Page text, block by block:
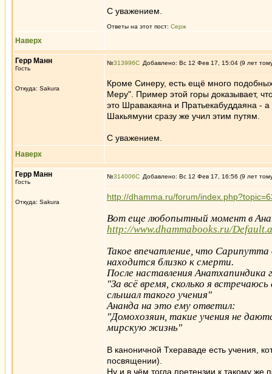
С уважением.
Ответы на этот пост: Серж
Наверх
Герр Манн
Гость
Откуда: Sakura
№313996 Добавлено: Вс 12 Фев 17, 15:04 (9 лет
Кроме Синеру, есть ещё много
Меру". Пример этой горы доказывает,
это Шравакаяна и Пратьекабуддаяна -
Шакьямуни сразу же учил этим путям.
С уважением.
Наверх
Герр Манн
Гость
Откуда: Sakura
№314006 Добавлено: Вс 12 Фев 17, 16:56 (9 лет
http://dhamma.ru/forum/
Вот еще любопытный момент в
http://www.dhammabooks.ru/
Такое впечатление, что
находится близко к смерти.
После наставления Анатхапиндика
"За всё время, сколько я
слышал такого учения"
Ананда на это ему ответил:
"Домохозяин, такие учения не
мирскую жизнь"
В каноничной Тхераваде есть учения,
посвящении).
Ну и в чём тогда претензии к такому же